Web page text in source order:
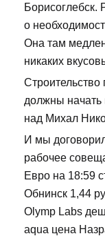
Борисоглебск.
о
Она там
никаких
должны начать
над Михал
И мы
рабочее
Евро на 18:59
Обнинск 1,44
Olymp Labs
aqua цена